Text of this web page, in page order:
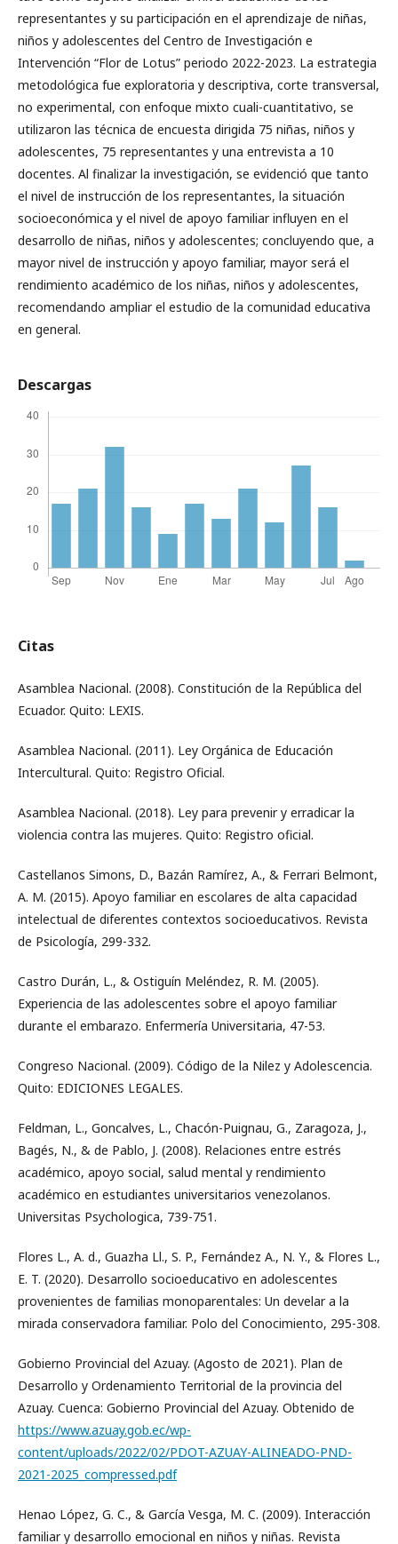
representantes y su participación en el aprendizaje de niñas,
niños y adolescentes del Centro de Investigación e
Intervención “Flor de Lotus” periodo 2022-2023. La estrategia
metodológica fue exploratoria y descriptiva, corte transversal,
no experimental, con enfoque mixto cuali-cuantitativo, se
utilizaron las técnica de encuesta dirigida 75 niñas, niños y
adolescentes, 75 representantes y una entrevista a 10
docentes. Al finalizar la investigación, se evidenció que tanto
el nivel de instrucción de los representantes, la situación
socioeconómica y el nivel de apoyo familiar influyen en el
desarrollo de niñas, niños y adolescentes; concluyendo que, a
mayor nivel de instrucción y apoyo familiar, mayor será el
rendimiento académico de los niñas, niños y adolescentes,
recomendando ampliar el estudio de la comunidad educativa
en general.
Descargas
Citas
Asamblea Nacional. (2008). Constitución de la República del
Ecuador. Quito: LEXIS.
Asamblea Nacional. (2011). Ley Orgánica de Educación
Intercultural. Quito: Registro Oficial.
Asamblea Nacional. (2018). Ley para prevenir y erradicar la
violencia contra las mujeres. Quito: Registro oficial.
Castellanos Simons, D., Bazán Ramírez, A., & Ferrari Belmont,
A. M. (2015). Apoyo familiar en escolares de alta capacidad
intelectual de diferentes contextos socioeducativos. Revista
de Psicología, 299-332.
Castro Durán, L., & Ostiguín Meléndez, R. M. (2005).
Experiencia de las adolescentes sobre el apoyo familiar
durante el embarazo. Enfermería Universitaria, 47-53.
Congreso Nacional. (2009). Código de la Nilez y Adolescencia.
Quito: EDICIONES LEGALES.
Feldman, L., Goncalves, L., Chacón-Puignau, G., Zaragoza, J.,
Bagés, N., & de Pablo, J. (2008). Relaciones entre estrés
académico, apoyo social, salud mental y rendimiento
académico en estudiantes universitarios venezolanos.
Universitas Psychologica, 739-751.
Flores L., A. d., Guazha Ll., S. P., Fernández A., N. Y., & Flores L.,
E. T. (2020). Desarrollo socioeducativo en adolescentes
provenientes de familias monoparentales: Un develar a la
mirada conservadora familiar. Polo del Conocimiento, 295-308.
Gobierno Provincial del Azuay. (Agosto de 2021). Plan de
Desarrollo y Ordenamiento Territorial de la provincia del
Azuay. Cuenca: Gobierno Provincial del Azuay. Obtenido de
https://www.azuay.gob.ec/wp-
content/uploads/2022/02/PDOT-AZUAY-ALINEADO-PND-
2021-2025_compressed.pdf
Henao López, G. C., & García Vesga, M. C. (2009). Interacción
familiar y desarrollo emocional en niños y niñas. Revista